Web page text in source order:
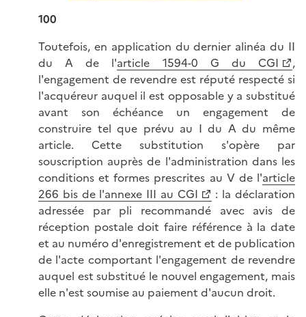
100
Toutefois, en application du dernier alinéa du II
du A de l'article 1594-0 G du CGI
,
l'engagement de revendre est réputé respecté si
l'acquéreur auquel il est opposable y a substitué
avant son échéance un engagement de
construire tel que prévu au I du A du même
article. Cette substitution s'opère par
souscription auprès de l'administration dans les
conditions et formes prescrites au V de l'article
266 bis de l'annexe III au CGI
: la déclaration
adressée par pli recommandé avec avis de
réception postale doit faire référence à la date
et au numéro d'enregistrement et de publication
de l'acte comportant l'engagement de revendre
auquel est substitué le nouvel engagement, mais
elle n'est soumise au paiement d'aucun droit.